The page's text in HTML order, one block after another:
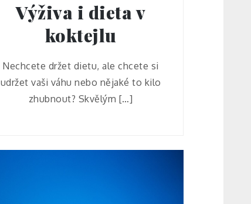
Výživa i dieta v
koktejlu
Nechcete držet dietu, ale chcete si
udržet vaši váhu nebo nějaké to kilo
zhubnout? Skvělým […]